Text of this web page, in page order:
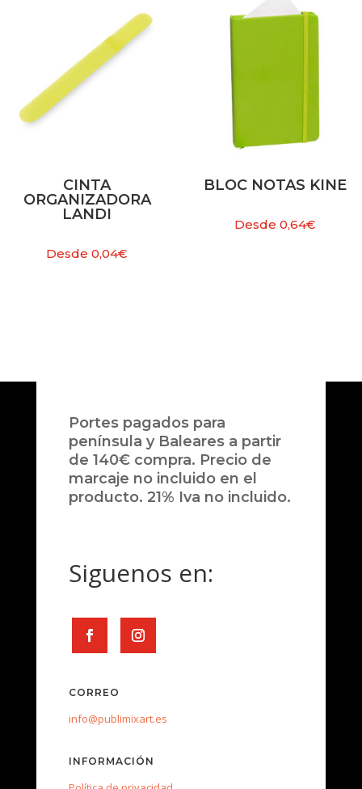
CINTA
ORGANIZADORA
LANDI
Desde0,04€
BLOC NOTAS KINE
Desde 0,64€
Portes pagados para
península y Baleares a partir
de 140€ compra. Precio de
marcaje no incluido en el
producto. 21% Iva no incluido.
Siguenos en:
CORREO
info@publimixart.es
INFORMACIÓN